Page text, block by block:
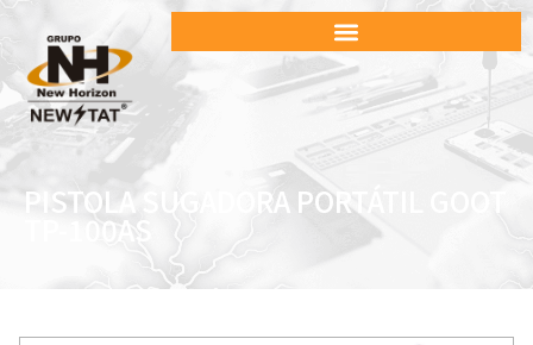
PISTOLA SUGADORA PORTÁTIL GOOT
TP-100AS